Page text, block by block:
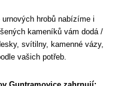
hrobů nabízíme i
kameníků vám dodá /
svítilny, kamenné vázy,
vašich potřeb.